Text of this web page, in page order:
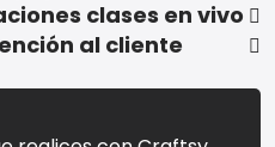
clases en vivo
al cliente